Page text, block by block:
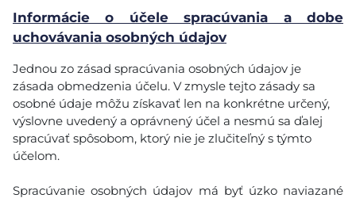
Informácie o účele spracúvania a dobe
uchovávania osobných údajov
Jednou zo zásad spracúvania osobných údajov je
zásada obmedzenia účelu. V zmysle tejto zásady sa
osobné údaje môžu získavať len na konkrétne určený,
výslovne uvedený a oprávnený účel a nesmú sa ďalej
spracúvať spôsobom, ktorý nie je zlučiteľný s týmto
účelom.
Spracúvanie osobných údajov má byť úzko naviazané